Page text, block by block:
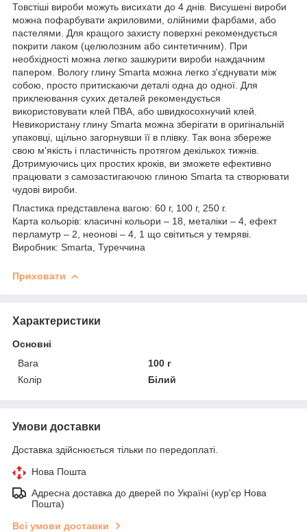
Товстіші вироби можуть висихати до 4 днів. Висушені вироби
можна пофарбувати акриловими, олійними фарбами, або
пастелями. Для кращого захисту поверхні рекомендується
покрити лаком (целюлозним або синтетичним). При
необхідності можна легко зашкурити вироби наждачним
папером. Вологу глину Smarta можна легко з'єднувати між
собою, просто притискаючи деталі одна до одної. Для
приклеювання сухих деталей рекомендується
використовувати клей ПВА, або швидкосохнучий клей.
Невикористану глину Smarta можна зберігати в оригінальній
упаковці, щільно загорнувши її в плівку. Так вона збереже
свою м'якість і пластичність протягом декількох тижнів.
Дотримуючись цих простих кроків, ви зможете ефективно
працювати з самозастигаючою глиною Smarta та створювати
чудові вироби.
Пластика представлена вагою: 60 г, 100 г, 250 г.
Карта кольорів: класичні кольори – 18, металіки – 4, ефект
перламутр – 2, неонові – 4, 1 що світиться у темряві.
Виробник: Smarta, Туреччина
Приховати
Характеристики
Основні
Вага
100 г
Колір
Білий
Умови доставки
Доставка здійснюється тільки по передоплаті.
Нова Пошта
Адресна доставка до дверей по Україні (кур'єр Нова
Пошта)
Всі умови доставки